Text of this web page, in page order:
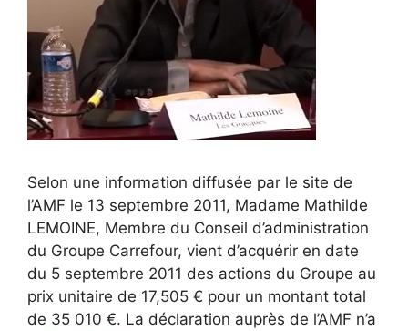
Selon une information diffusée par le site de
l’AMF le 13 septembre 2011, Madame Mathilde
LEMOINE, Membre du Conseil d’administration
du Groupe Carrefour, vient d’acquérir en date
du 5 septembre 2011 des actions du Groupe au
prix unitaire de 17,505 € pour un montant total
de 35 010 €. La déclaration auprès de l’AMF n’a